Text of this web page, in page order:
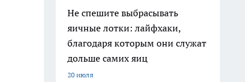
Не спешите выбрасывать
яичные лотки: лайфхаки,
благодаря которым они служат
дольше самих яиц
20 июля